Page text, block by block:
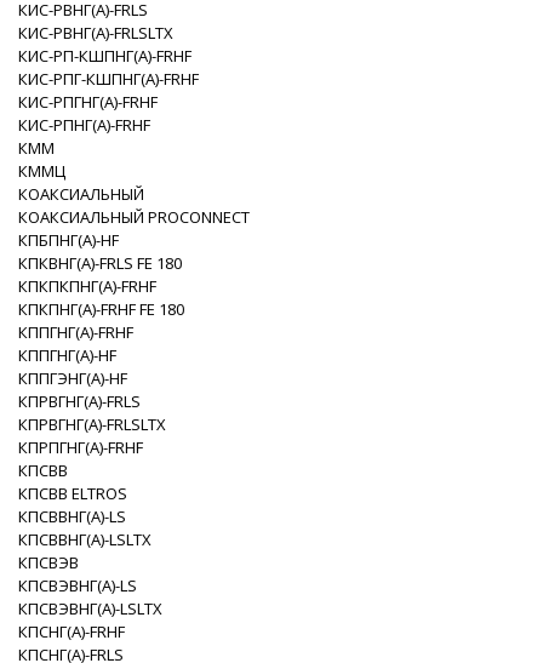
КИС-РВНГ(A)-FRLS
КИС-РВНГ(A)-FRLSLTX
КИС-РП-КШПНГ(A)-FRHF
КИС-РПГ-КШПНГ(A)-FRHF
КИС-РПГНГ(A)-FRHF
КИС-РПНГ(A)-FRHF
КММ
КММЦ
КОАКСИАЛЬНЫЙ
КОАКСИАЛЬНЫЙ PROCONNECT
КПБПНГ(A)-HF
КПКВНГ(A)-FRLS FE 180
КПКПКПНГ(A)-FRHF
КПКПНГ(A)-FRHF FE 180
КППГНГ(A)-FRHF
КППГНГ(A)-HF
КППГЭНГ(A)-HF
КПРВГНГ(A)-FRLS
КПРВГНГ(A)-FRLSLTX
КПРПГНГ(A)-FRHF
КПСВВ
КПСВВ ELTROS
КПСВВНГ(A)-LS
КПСВВНГ(A)-LSLTX
КПСВЭВ
КПСВЭВНГ(A)-LS
КПСВЭВНГ(A)-LSLTX
КПСНГ(A)-FRHF
КПСНГ(A)-FRLS